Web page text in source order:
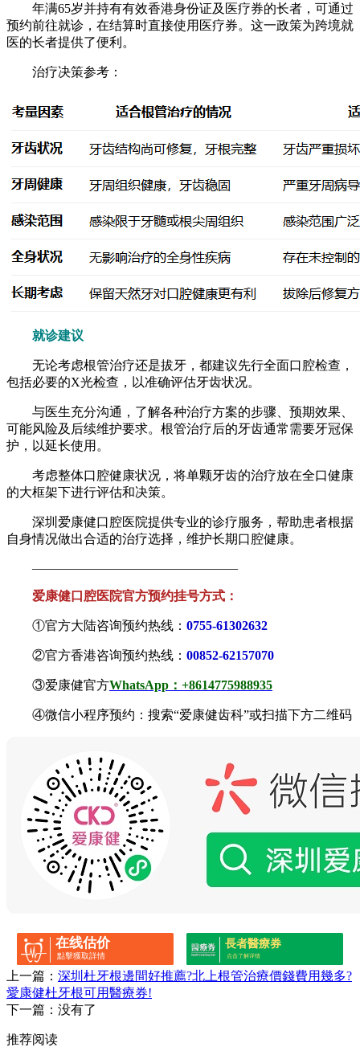
年满65岁并持有有效香港身份证及医疗券的长者，可通过
预约前往就诊，在结算时直接使用医疗券。这一政策为跨境就
医的长者提供了便利。
治疗决策参考：
就诊建议
无论考虑根管治疗还是拔牙，都建议先行全面口腔检查，
包括必要的X光检查，以准确评估牙齿状况。
与医生充分沟通，了解各种治疗方案的步骤、预期效果、
可能风险及后续维护要求。根管治疗后的牙齿通常需要牙冠保
护，以延长使用。
考虑整体口腔健康状况，将单颗牙齿的治疗放在全口健康
的大框架下进行评估和决策。
深圳爱康健口腔医院提供专业的诊疗服务，帮助患者根据
自身情况做出合适的治疗选择，维护长期口腔健康。
————————————————
爱康健口腔医院官方预约挂号方式：
①官方大陆咨询预约热线： 0755-61302632
②官方香港咨询预约热线： 00852-62157070
③爱康健官方WhatsApp：+8614775988935
④微信小程序预约：搜索“爱康健齿科”或扫描下方二维码
在线估价
點擊獲取詳情
長者醫療券
点击了解详情
上一篇： 深圳杜牙根邊間好推薦?北上根管治療價錢費用幾多?
愛康健杜牙根可用醫療券!
下一篇：没有了
推荐阅读